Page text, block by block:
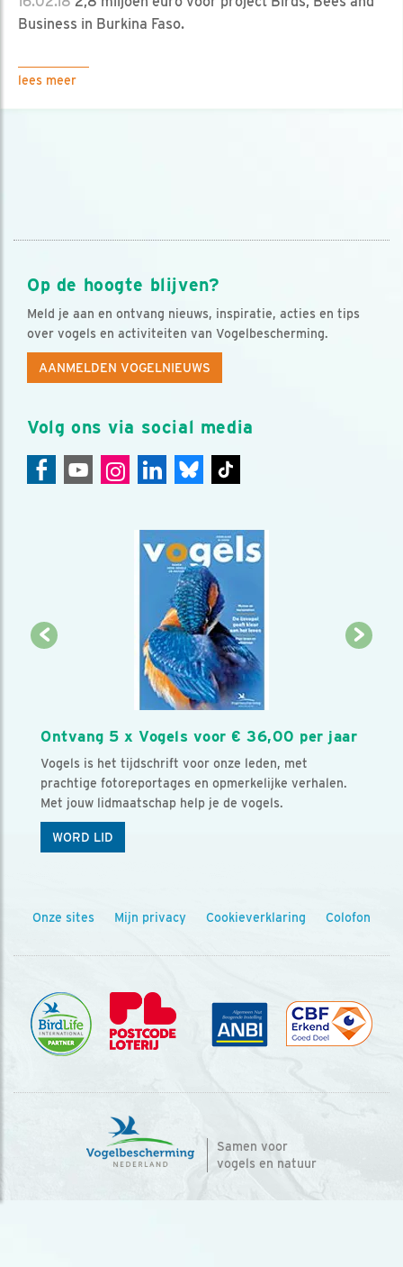
Business in Burkina Faso.
lees meer
Op de hoogte blijven?
Meld je aan en ontvang nieuws, inspiratie, acties en tips
over vogels en activiteiten van Vogelbescherming.
AANMELDEN VOGELNIEUWS
Volg ons via social media
Ontvang 5 x Vogels voor € 36,00 per jaar
Vogels is het tijdschrift voor onze leden, met
prachtige fotoreportages en opmerkelijke verhalen.
Met jouw lidmaatschap help je de vogels.
WORD LID
Onze sites Mijn privacy Cookieverklaring Colofon
Samen voor
vogels en natuur